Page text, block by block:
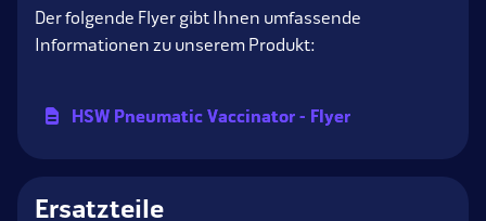
Der folgende Flyer gibt Ihnen umfassende
Informationen zu unserem Produkt:
HSW Pneumatic Vaccinator - Flyer
Ersatzteile